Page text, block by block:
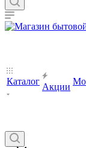
Каталог
Акции